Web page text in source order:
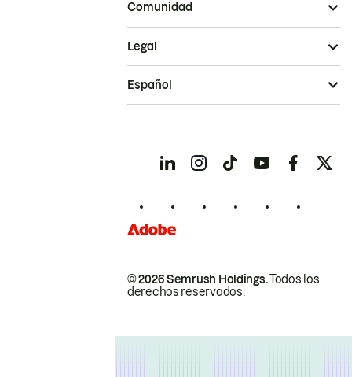
Comunidad
© 2026 Semrush Holdings.Todos los
derechos reservados.
Legal
Español